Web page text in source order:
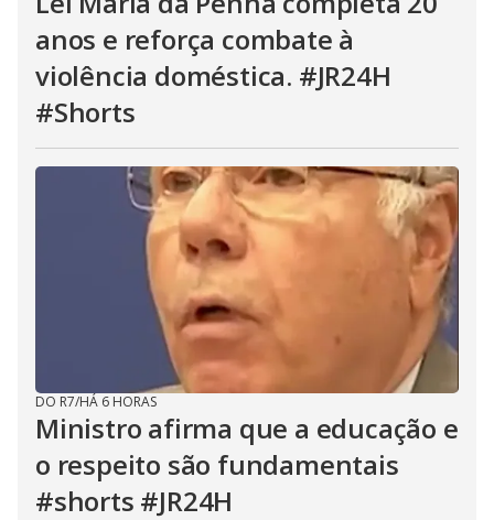
anos e reforça combate à
violência doméstica. #JR24H
#Shorts
DO R7/HÁ 6 HORAS
Ministro afirma que a educação e
o respeito são fundamentais
#shorts #JR24H